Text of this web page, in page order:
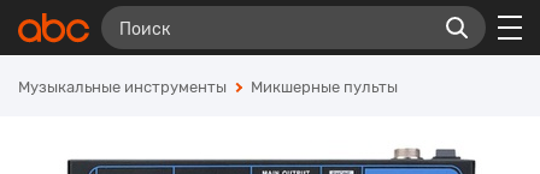
Музыкальные инструменты Микшерные пульты